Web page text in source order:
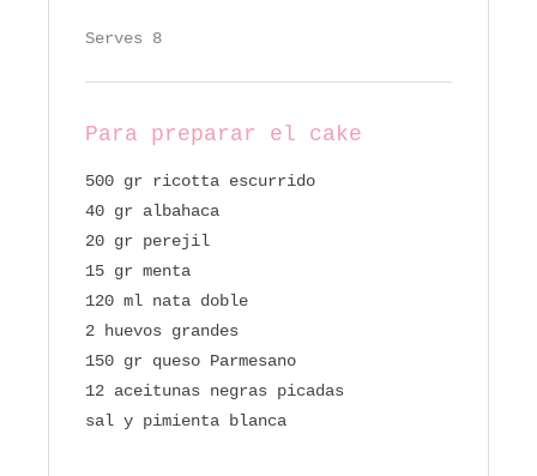
Serves 8
Para preparar el cake
500 gr ricotta escurrido
40 gr albahaca
20 gr perejil
15 gr menta
120 ml nata doble
2 huevos grandes
150 gr queso Parmesano
12 aceitunas negras picadas
sal y pimienta blanca